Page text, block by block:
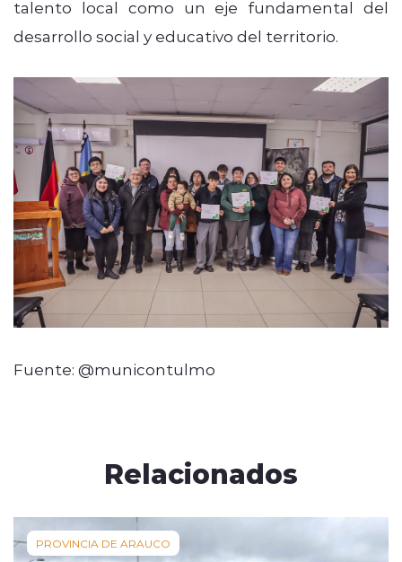
talento local como un eje fundamental del
desarrollo social y educativo del territorio.
Fuente: @municontulmo
Relacionados
PROVINCIA DE ARAUCO